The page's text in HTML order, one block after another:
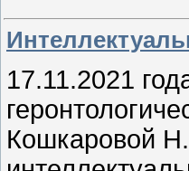
17.11.2021
Кошкаровой